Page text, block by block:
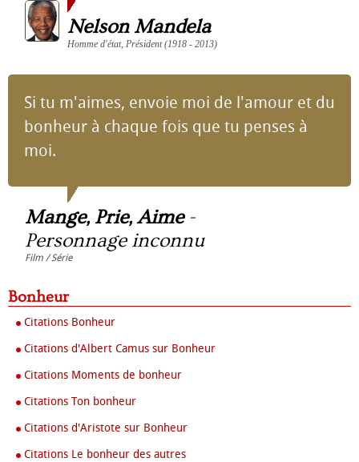
Nelson Mandela
Homme d'état, Président (1918 - 2013)
Si tu m'aimes, envoie moi de l'amour et du
bonheur à chaque fois que tu penses à
moi.
Mange, Prie, Aime-
Personnage inconnu
Film / Série
Bonheur
Citations Bonheur
Citations d'Albert Camus sur Bonheur
Citations Moments de bonheur
Citations Ton bonheur
Citations d'Aristote sur Bonheur
Citations Le bonheur des autres